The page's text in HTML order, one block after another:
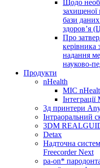
Щодо
захищеної
бази
здоров’я
Про
керівника
надання
науково-
Продукти
nHealth
МІС
3д принтери
Інтраоральний
3DM
Detax
Надточна
Freecorder Next
pa-on*